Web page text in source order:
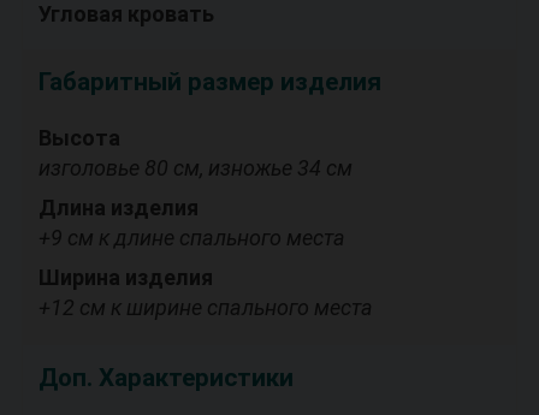
Угловая кровать
Габаритный размер изделия
Высота
изголовье 80 см, изножье 34 см
Длина изделия
+9 см к длине спального места
Ширина изделия
+12 см к ширине спального места
Доп. Характеристики